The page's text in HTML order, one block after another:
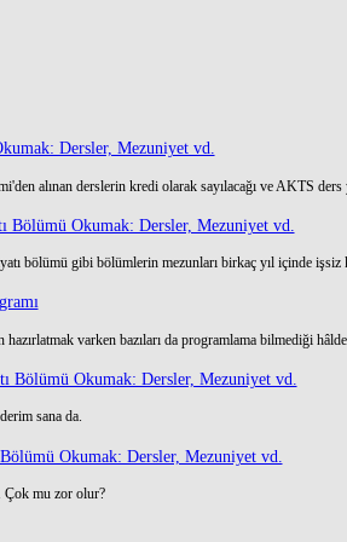
Dersler, Mezuniyet vd.
alınan derslerin kredi olarak sayılacağı ve AKTS
Bölümü Okumak: Dersler, Mezuniyet vd.
bölümü gibi bölümlerin mezunları birkaç yıl içinde
varken bazıları da programlama bilmediği
Bölümü Okumak: Dersler, Mezuniyet vd.
sana da.
Okumak: Dersler, Mezuniyet vd.
mu zor olur?